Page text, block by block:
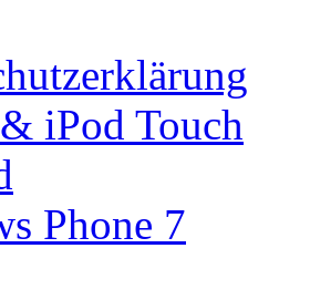
iPod Touch
Phone 7